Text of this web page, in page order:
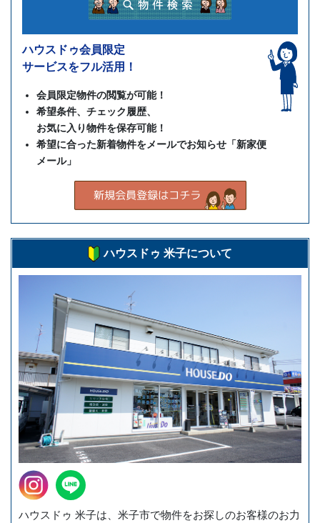
ハウスドゥ会員限定
サービスをフル活用！
会員限定物件の閲覧が可能！
希望条件、チェック履歴、
お気に入り物件を保存可能！
希望に合った新着物件をメールでお知らせ「新家便
メール」
ハウスドゥ 米子について
ハウスドゥ 米子は、米子市で物件をお探しのお客様のお力